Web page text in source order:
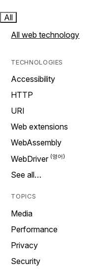
All
All web technology
TECHNOLOGIES
Accessibility
HTTP
URI
Web extensions
WebAssembly
WebDriver
See all…
TOPICS
Media
Performance
Privacy
Security